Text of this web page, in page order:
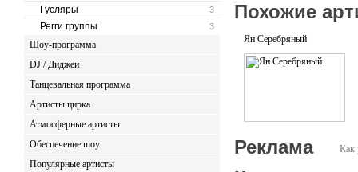
3
Гусляры
3
Регги группы
Шоу-программа
DJ / Диджеи
Танцевальная программа
Артисты цирка
Атмосферные артисты
Обеспечение шоу
Популярные артисты
Похожие
Ян Серебряный
Как
Реклама